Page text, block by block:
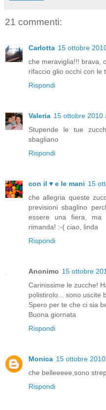
21 commenti:
Carlotta 15 ottobre
che meraviglia!!! brava,
rifaccio glio occhi con le
Rispondi
Valeria 15 ottobre 2010
Stupende le tue
sbagliano
Rispondi
con il ♥ e le mani 15
che allegria queste
previsioni sbaglino
essere una fiera,
rimanda! :-( ciao, linda
Rispondi
Anonimo 15 ottobre
Carinissime le zucche!
polistirolo... sono uscite
Spero per te che ci sia
Buona giornata
Rispondi
Monica 15 ottobre
che belleeeee,sono
Rispondi